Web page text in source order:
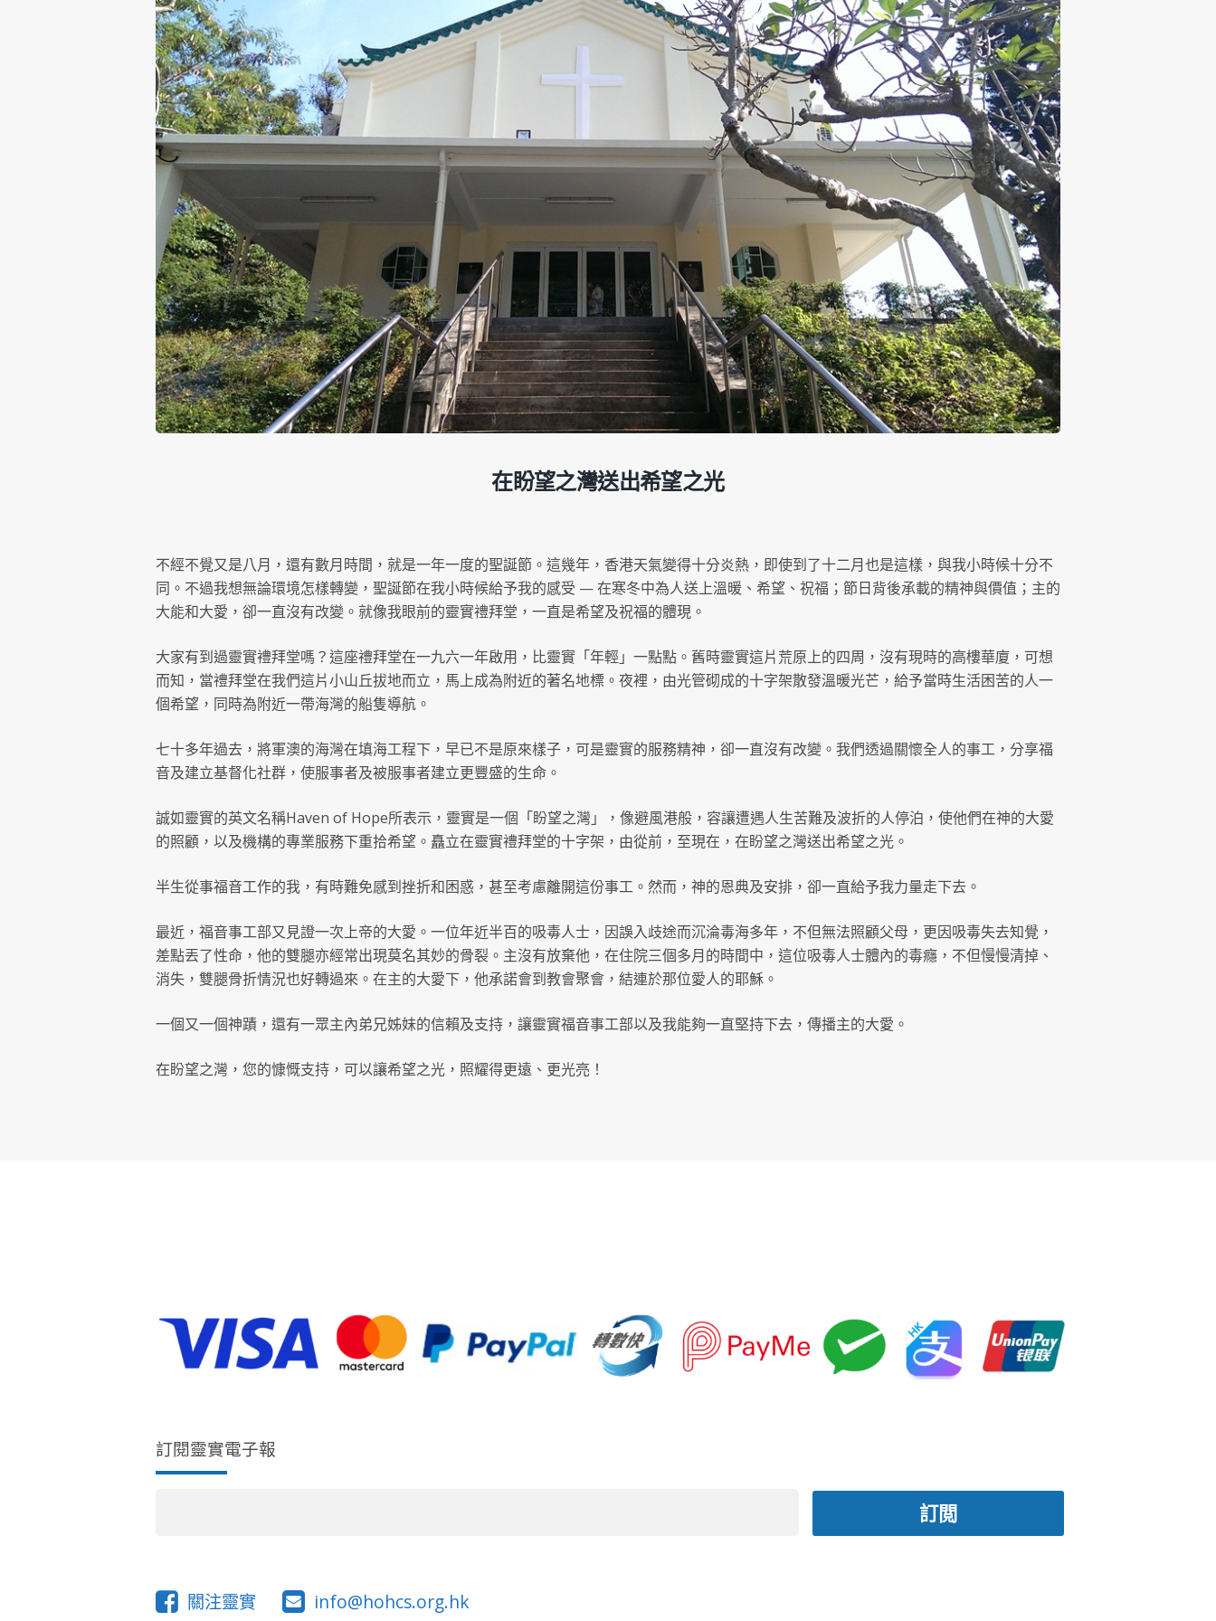
光
支
實
福
音
事
工
服
務
數
量
在盼望之灣送出希望之光
不經不覺又是八月，還有數月時間，就是一年一度的聖誕節。這幾年，香港天氣變得十分炎熱，即使到了十二月也是這樣，與我小時候十分不
同。不過我想無論環境怎樣轉變，聖誕節在我小時候給予我的感受 — 在寒冬中為人送上溫暖、希望、祝福；節日背後承載的精神與價值；主的
大能和大愛，卻一直沒有改變。就像我眼前的靈實禮拜堂，一直是希望及祝福的體現。
大家有到過靈實禮拜堂嗎？這座禮拜堂在一九六一年啟用，比靈實「年輕」一點點。舊時靈實這片荒原上的四周，沒有現時的高樓華廈，可想
而知，當禮拜堂在我們這片小山丘拔地而立，馬上成為附近的著名地標。夜裡，由光管砌成的十字架散發溫暖光芒，給予當時生活困苦的人一
個希望，同時為附近一帶海灣的船隻導航。
七十多年過去，將軍澳的海灣在填海工程下，早已不是原來樣子，可是靈實的服務精神，卻一直沒有改變。我們透過關懷全人的事工，分享福
音及建立基督化社群，使服事者及被服事者建立更豐盛的生命。
誠如靈實的英文名稱Haven of Hope所表示，靈實是一個「盼望之灣」，像避風港般，容讓遭遇人生苦難及波折的人停泊，使他們在神的大愛
的照顧，以及機構的專業服務下重拾希望。矗立在靈實禮拜堂的十字架，由從前，至現在，在盼望之灣送出希望之光。
半生從事福音工作的我，有時難免感到挫折和困惑，甚至考慮離開這份事工。然而，神的恩典及安排，卻一直給予我力量走下去。
最近，福音事工部又見證一次上帝的大愛。一位年近半百的吸毒人士，因誤入歧途而沉淪毒海多年，不但無法照顧父母，更因吸毒失去知覺，
差點丟了性命，他的雙腿亦經常出現莫名其妙的骨裂。主沒有放棄他，在住院三個多月的時間中，這位吸毒人士體內的毒癮，不但慢慢清掉、
消失，雙腿骨折情況也好轉過來。在主的大愛下，他承諾會到教會聚會，結連於那位愛人的耶穌。
一個又一個神蹟，還有一眾主內弟兄姊妹的信賴及支持，讓靈實福音事工部以及我能夠一直堅持下去，傳播主的大愛。
在盼望之灣，您的慷慨支持，可以讓希望之光，照耀得更遠、更光亮！
訂閱靈實電子報
關注靈實 info@hohcs.org.hk